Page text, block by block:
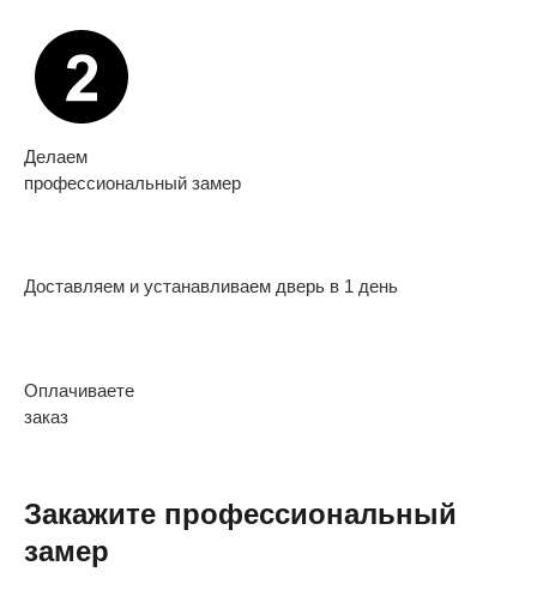
Делаем
профессиональный замер
Доставляем и устанавливаем дверь в 1 день
Оплачиваете
заказ
Закажите профессиональный
замер